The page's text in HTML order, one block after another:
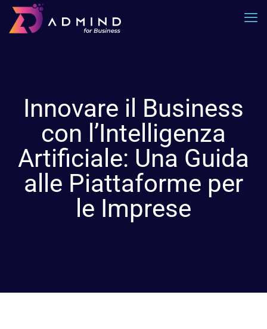
Innovare il Business
con l’Intelligenza
Artificiale: Una Guida
alle Piattaforme per
le Imprese